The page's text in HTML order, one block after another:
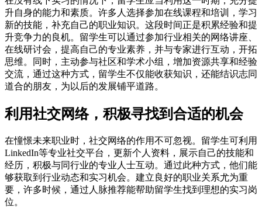
升自身的能力和素质。许多人选择参加在线课程和培训，学习
新的技能，补充自己的职业知识。这段时间正是积累经验和提
升竞争力的良机。留学生可以通过参加行业相关的网络讲座、
在线研讨会，提高自己的专业素养，并与专家进行互动，开拓
思维。同时，主动参与社区和学术小组，增加资源共享和经验
交流，通过这种方式，留学生不仅能收获知识，还能结识志同
道合的朋友，为以后的发展铺平道路。
利用社交网络，积极寻找到合适的机会
在憧憬未来职业时，社交网络的作用不可忽视。留学生可利用
LinkedIn等专业社交平台，更新个人资料，展示自己的技能和
经历，积极与同行业的专业人士互动。通过此种方式，他们能
够获取到行业动态和实习机会。建立良好的职业关系尤为重
要，许多时候，通过人脉推荐能帮助留学生找到理想的实习岗
位。